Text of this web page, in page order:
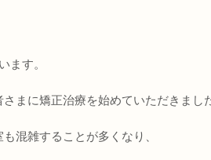
ます。
まに矯正治療を始めていただきまし
混雑することが多くなり、